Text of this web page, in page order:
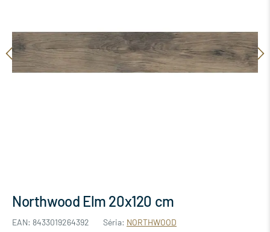
Northwood Elm 20x120 cm
EAN: 8433019264392 Séria: NORTHWOOD